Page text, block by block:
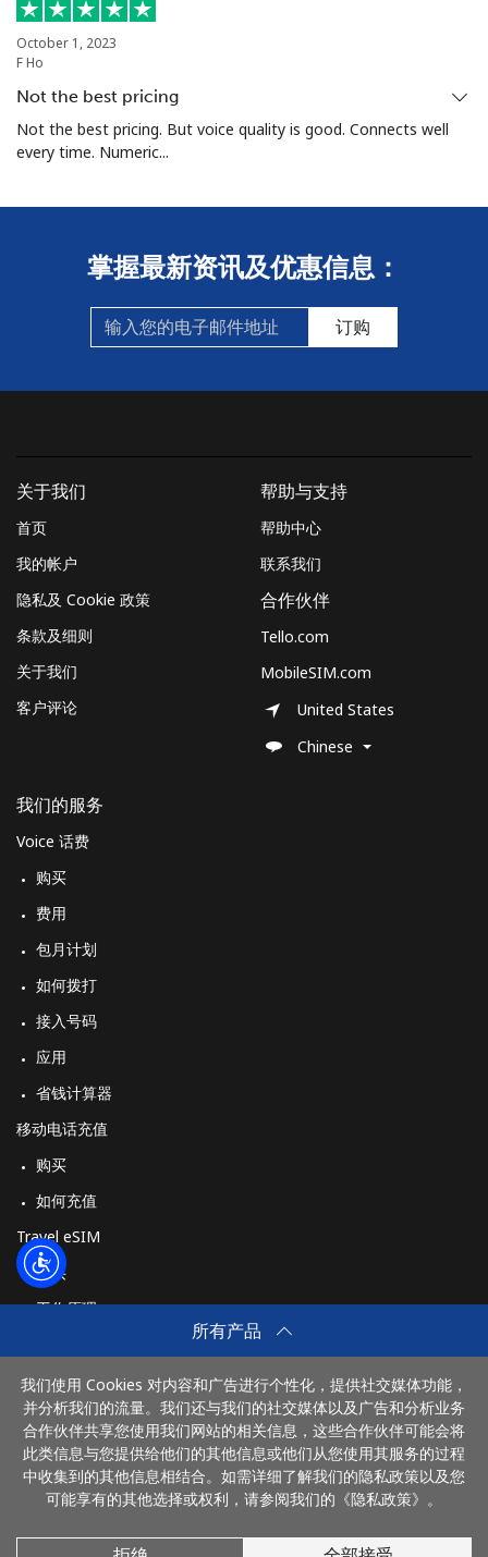
October 1, 2023
F Ho
Not the best pricing
Not the best pricing. But voice quality is good. Connects well
every time. Numeric...
掌握最新资讯及优惠信息：
订购
所有产品
我们使用 Cookies 对内容和广告进行个性化，提供社交媒体功能，
并分析我们的流量。我们还与我们的社交媒体以及广告和分析业务
合作伙伴共享您使用我们网站的相关信息，这些合作伙伴可能会将
此类信息与您提供给他们的其他信息或他们从您使用其服务的过程
中收集到的其他信息相结合。如需详细了解我们的隐私政策以及您
可能享有的其他选择或权利，请参阅我们的《隐私政策》。
关于我们
首页
我的帐户
隐私及 Cookie 政策
条款及细则
关于我们
客户评论
我们的服务
Voice 话费
购买
费用
包月计划
如何拨打
接入号码
应用
省钱计算器
移动电话充值
购买
如何充值
Travel eSIM
购买
工作原理
帮助与支持
帮助中心
联系我们
合作伙伴
Tello.com
MobileSIM.com
United States
Chinese
付款方式：